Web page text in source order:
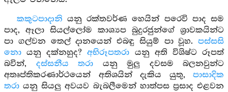
කකුටපාදානි යනු රක්තවර්ණ හෙයින් පරෙවි පාද සම
පාද, ඈලා සියල්ලෝම කාශ්‍යප බුදුරජුන්ගේ ශ්‍රාවකයින්ට
පා ගල්වන තෙල් දානයෙන් එබඳු සියුම් පා වූහ. පස්සසි
නො යනු දක්නහුද?අභිරූපතරා යනු අති විශිෂ්ට රූපත්
බවින්, දස්සනීය තරා යනු මුලු දවසම බලනවුන්ට
අතෘප්තිකරණාර්ථයෙන් අතිශයින් දැකිය යුතු, පාසාදික
තරා යනු සියලු අවයව බැබලීමෙන් හාත්පස ප්‍රසාද එළවන